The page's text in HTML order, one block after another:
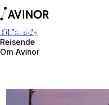
Til forside
Reisende
Om Avinor
Forretningspartner